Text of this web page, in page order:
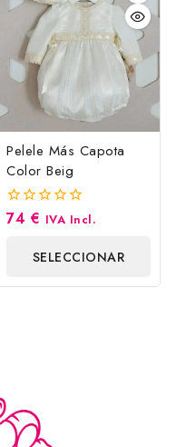
Pelele Más Capota
Color Beig
0
74 € IVA Incl.
SELECCIONAR
OPCIONES